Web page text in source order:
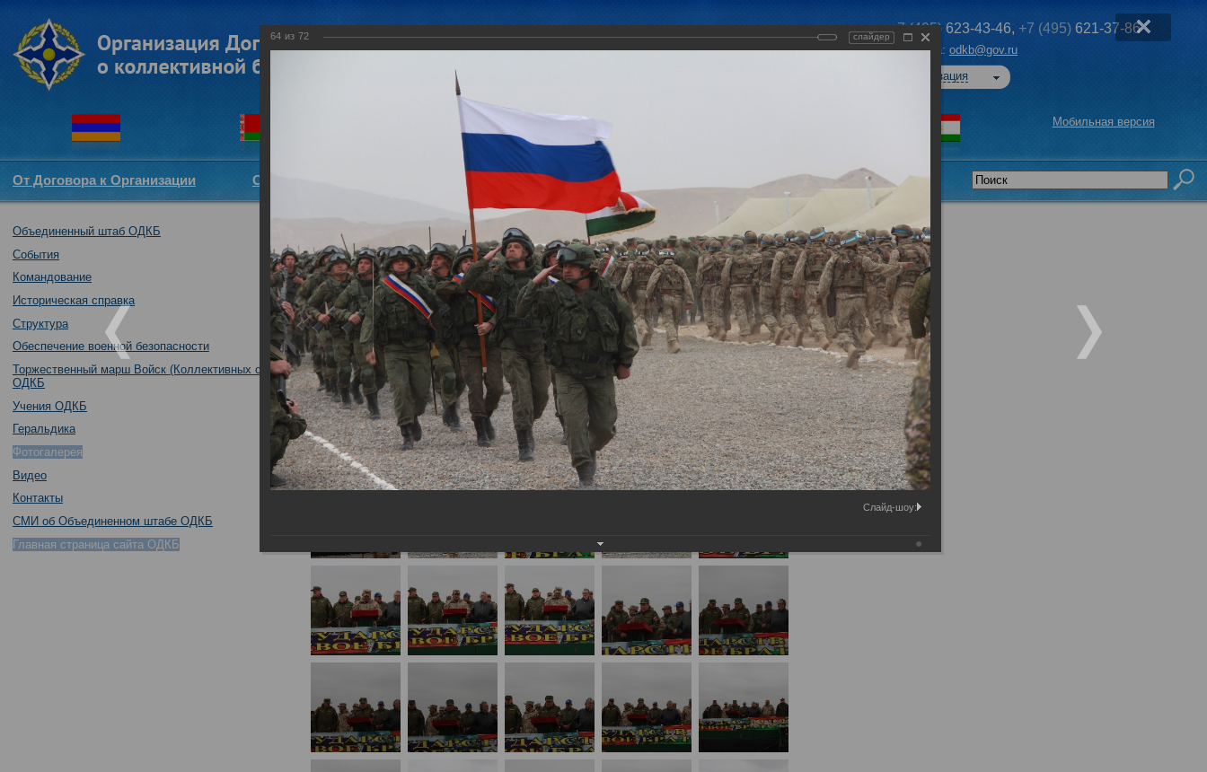
+7 (495) 623-43-46, +7 (495) 621-37-86
Эл. почта: odkb@gov.ru
Авторизация
Мобильная версия
От Договора к Организации Структура ОДКБ Документы Аналитика Приоритеты председательства
Объединенный штаб ОДКБ
События
Командование
Историческая справка
Структура
Обеспечение военной безопасности
Торжественный марш Войск (Коллективных сил)
ОДКБ
Учения ОДКБ
Геральдика
Фотогалерея
Видео
Контакты
СМИ об Объединенном штабе ОДКБ
Главная страница сайта ОДКБ
Совместное учение Коллективных сил ОДКБ
14.11.2017
64 из 72 слайдер
Слайд-шоу: